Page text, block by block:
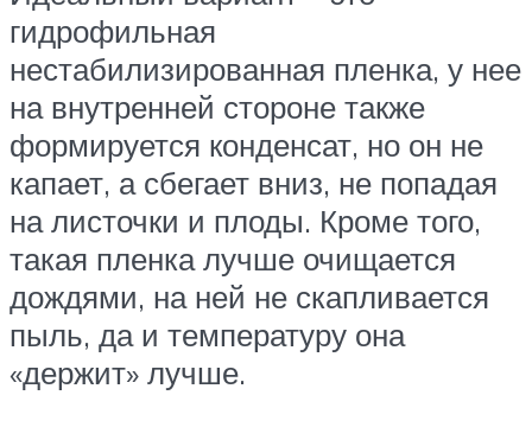
гидрофильная
нестабилизированная пленка, у нее
на внутренней стороне также
формируется конденсат, но он не
капает, а сбегает вниз, не попадая
на листочки и плоды. Кроме того,
такая пленка лучше очищается
дождями, на ней не скапливается
пыль, да и температуру она
«держит» лучше.